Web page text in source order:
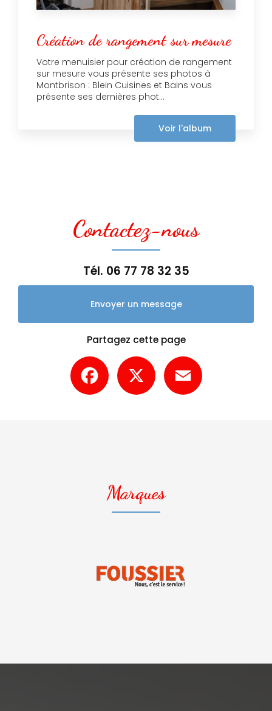
Création de rangement sur mesure
Votre menuisier pour création de rangement
sur mesure vous présente ses photos à
Montbrison : Blein Cuisines et Bains vous
présente ses dernières phot...
Voir l'album
Contactez-nous
Tél. 06 77 78 32 35
Envoyer un message
Partagez cette page
Facebook
Marques